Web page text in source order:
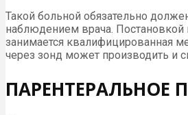
Такой больной обязательно
наблюдением врача. Постановкой
занимается квалифицированная
через зонд может производить и
ПАРЕНТЕРАЛЬНОЕ